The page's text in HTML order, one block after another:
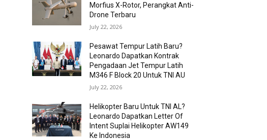
Morfius X-Rotor, Perangkat Anti-
Drone Terbaru
July 22, 2026
Pesawat Tempur Latih Baru?
Leonardo Dapatkan Kontrak
Pengadaan Jet Tempur Latih
M346 F Block 20 Untuk TNI AU
July 22, 2026
Helikopter Baru Untuk TNI AL?
Leonardo Dapatkan Letter Of
Intent Suplai Helikopter AW149
Ke Indonesia